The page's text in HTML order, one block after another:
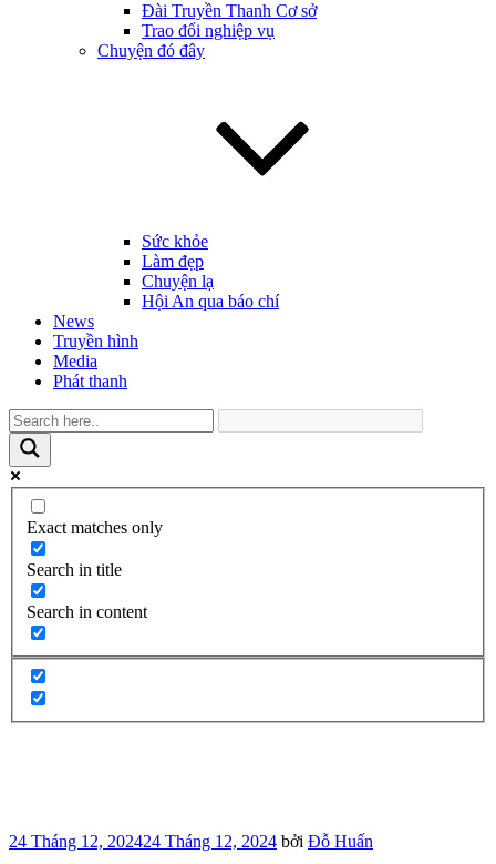
Đài Truyền Thanh Cơ sở
Trao đổi nghiệp vụ
Chuyện đó đây
Sức khỏe
Làm đẹp
Chuyện lạ
Hội An qua báo chí
News
Truyền hình
Media
Phát thanh
Exact matches only
Search in title
Search in content
Đăng
24 Tháng 12, 202424 Tháng 12, 2024 bởi Đỗ Huấn